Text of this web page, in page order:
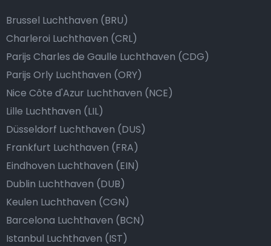
Brussel Luchthaven (BRU)
Charleroi Luchthaven (CRL)
Parijs Charles de Gaulle Luchthaven (CDG)
Parijs Orly Luchthaven (ORY)
Nice Côte d'Azur Luchthaven (NCE)
Lille Luchthaven (LIL)
Düsseldorf Luchthaven (DUS)
Frankfurt Luchthaven (FRA)
Eindhoven Luchthaven (EIN)
Dublin Luchthaven (DUB)
Keulen Luchthaven (CGN)
Barcelona Luchthaven (BCN)
Istanbul Luchthaven (IST)